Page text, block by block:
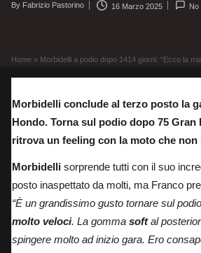
Posted
By Fabrizio Pastorino 16 Marzo 2025 No
Home » Morbidelli a podio dopo 1414 giorni: “Ecco la
Morbidelli conclude al terzo posto la
Hondo. Torna sul podio dopo 75 Gran
ritrova un feeling con la moto che non
Morbidelli sorprende tutti con il suo
posto inaspettato da molti, ma Franco
“È un grandissimo gusto tornare sul
molto veloci. La gomma softal
spingere molto ad inizio gara. Ero